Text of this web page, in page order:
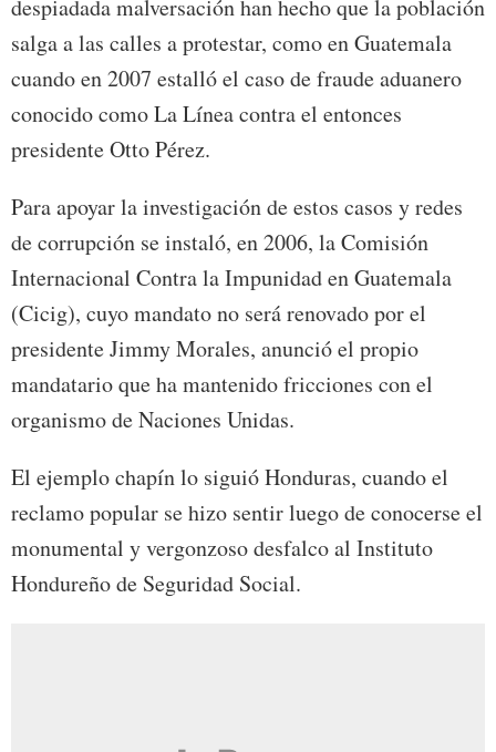
despiadada malversación han hecho que la población
salga a las calles a protestar, como en Guatemala
cuando en 2007 estalló el caso de fraude aduanero
conocido como La Línea contra el entonces
presidente Otto Pérez.
Para apoyar la investigación de estos casos y redes
de corrupción se instaló, en 2006, la Comisión
Internacional Contra la Impunidad en Guatemala
(Cicig), cuyo mandato no será renovado por el
presidente Jimmy Morales, anunció el propio
mandatario que ha mantenido fricciones con el
organismo de Naciones Unidas.
El ejemplo chapín lo siguió Honduras, cuando el
reclamo popular se hizo sentir luego de conocerse el
monumental y vergonzoso desfalco al Instituto
Hondureño de Seguridad Social.